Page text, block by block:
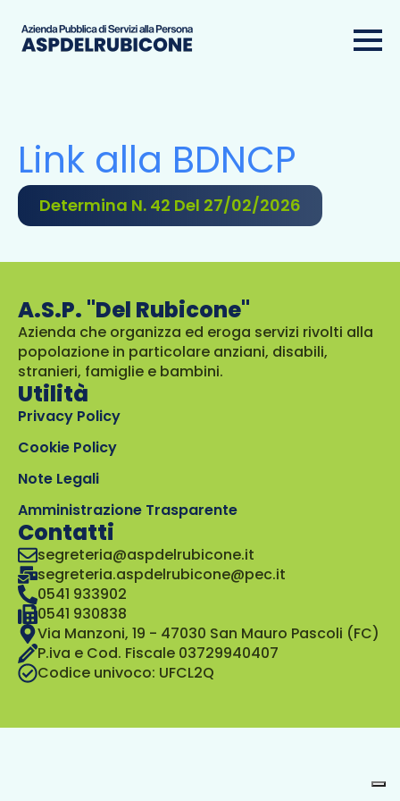
Link alla BDNCP
Determina N. 42 Del 27/02/2026
A.S.P. "Del Rubicone"
Azienda che organizza ed eroga servizi rivolti alla
popolazione in particolare anziani, disabili,
stranieri, famiglie e bambini.
Utilità
Privacy Policy
Cookie Policy
Note Legali
Amministrazione Trasparente
Contatti
segreteria@aspdelrubicone.it
segreteria.aspdelrubicone@pec.it
0541 933902
0541 930838
Via Manzoni, 19 - 47030 San Mauro Pascoli (FC)
P.iva e Cod. Fiscale 03729940407
Codice univoco: UFCL2Q